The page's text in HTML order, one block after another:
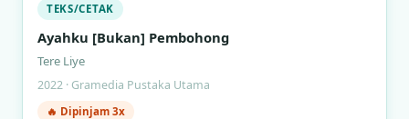
TEKS/CETAK
Ayahku [Bukan] Pembohong
Tere Liye
2022 · Gramedia Pustaka Utama
🔥 Dipinjam 3x